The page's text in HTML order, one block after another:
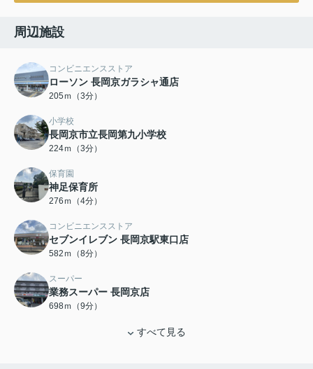
周辺施設
コンビニエンスストア
ローソン 長岡京ガラシャ通店
205ｍ（3分）
小学校
長岡京市立長岡第九小学校
224ｍ（3分）
保育園
神足保育所
276ｍ（4分）
コンビニエンスストア
セブンイレブン 長岡京駅東口店
582ｍ（8分）
スーパー
業務スーパー 長岡京店
698ｍ（9分）
すべて見る